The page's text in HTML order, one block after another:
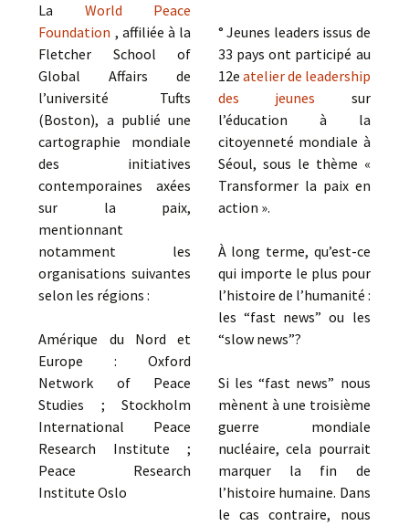
La World Peace
Foundation , affiliée à la
Fletcher School of
Global Affairs de
l’université Tufts
(Boston), a publié une
cartographie mondiale
des initiatives
contemporaines axées
sur la paix,
mentionnant
notamment les
organisations suivantes
selon les régions :
Amérique du Nord et
Europe : Oxford
Network of Peace
Studies ; Stockholm
International Peace
Research Institute ;
Peace Research
Institute Oslo
° Jeunes leaders issus de
33 pays ont participé au
12e atelier de leadership
des jeunes sur
l’éducation à la
citoyenneté mondiale à
Séoul, sous le thème «
Transformer la paix en
action ».
À long terme, qu’est-ce
qui importe le plus pour
l’histoire de l’humanité :
les “fast news” ou les
“slow news”?
Si les “fast news” nous
mènent à une troisième
guerre mondiale
nucléaire, cela pourrait
marquer la fin de
l’histoire humaine. Dans
le cas contraire, nous